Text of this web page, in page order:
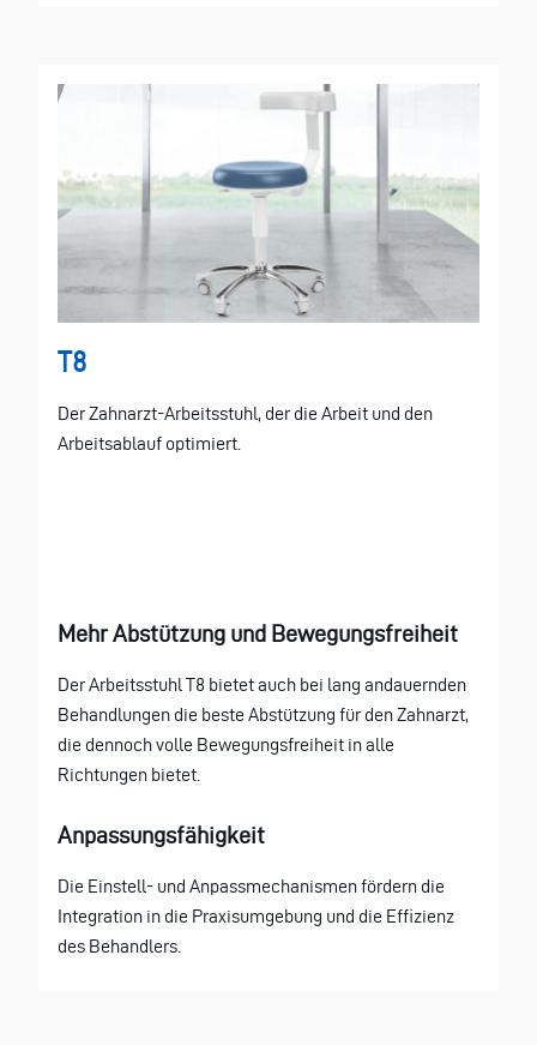
T8
Der Zahnarzt-Arbeitsstuhl, der die Arbeit und den
Arbeitsablauf optimiert.
Mehr Abstützung und Bewegungsfreiheit
Der Arbeitsstuhl T8 bietet auch bei lang andauernden
Behandlungen die beste Abstützung für den Zahnarzt,
die dennoch volle Bewegungsfreiheit in alle
Richtungen bietet.
Anpassungsfähigkeit
Die Einstell- und Anpassmechanismen fördern die
Integration in die Praxisumgebung und die Effizienz
des Behandlers.